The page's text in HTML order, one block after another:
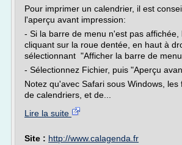
Pour imprimer un calendrier, il est
l'aperçu avant impression:
- Si la barre de menu n'est pas affichée,
cliquant sur la roue dentée, en haut à
sélectionnant "Afficher la barre de
- Sélectionnez Fichier, puis "Aperçu
Notez qu'avec Safari sous Windows, les
de calendriers, et de...
Lire la suite
Site : http://www.calagenda.fr